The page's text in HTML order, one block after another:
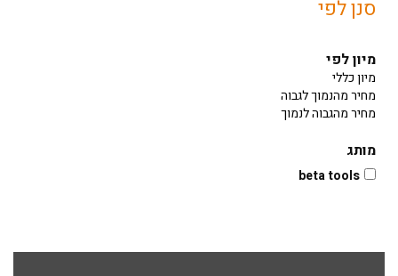
סנן לפי
מיון לפי
מיון כללי
מחיר מהנמוך לגבוה
מחיר מהגבוה לנמוך
מותג
beta tools